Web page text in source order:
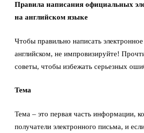
Правила написания официальных
на английском языке
Чтобы правильно написать
английском, не импровизируйте!
советы, чтобы избежать серьезных
Тема
Тема – это первая часть информации,
получатели электронного письма, и